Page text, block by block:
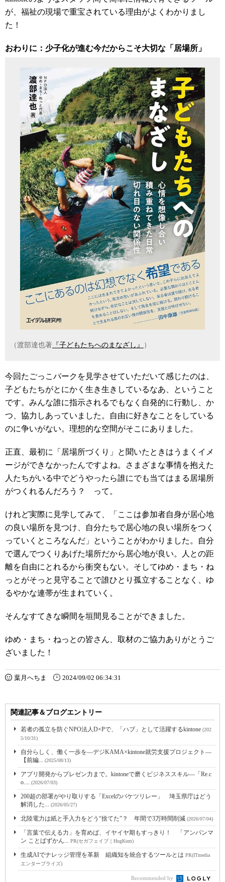
が、福祉の現場で重宝されている理由がよくわかりまし
た！
おわりに：少子化が進む今だからこそ大切な「居場所」
（渡部達也著 『子どもたちへのまなざし』 ）
今回たごっこパークを見学させていただいて感じたのは、
子どもたちがとにかく生き生きしているなあ、ということ
です。みんな誰に指示されるでもなく自発的に行動し、か
つ、協力しあっていました。自由に好きなことをしている
のに争いがない。理想的な空間がそこにありました。
正直、最初に「居場所づくり」と聞いたときはうまくイメ
ージができなかったんですよね。さまざまな事情を抱えた
人たちがいる中でどうやったら誰にでも当てはまる居場所
がつくれるんだろう？ って。
けれど実際に見学してみて、「ここは参加者自身が居心地
の良い場所を見つけ、自分たちで居心地の良い場所をつく
っていくところなんだ」ということがわかりました。自分
で選んでつくりあげた場所だから居心地が良い。人との距
離を自由にとれるから衝突もない。そしてゆめ・まち・ね
っとがそっと見守ることで誰ひとり孤立することなく、ゆ
るやかな連帯が生まれていく。
そんなすてきな瞬間を垣間見ることができました。
ゆめ・まち・ねっとの皆さん、取材のご協力ありがとうご
ざいました！
葉月へちま 2024/09/02 06:34:31
関連記事＆ブログエントリー
若者の孤立を防ぐNPO法人D×Pで、「ハブ」として活躍するkintone (202
5/10/31)
自分らしく、働く一歩を―デジKAMA×kintone就労支援プロジェクト―
【前編... (2025/08/13)
アプリ開発からプレゼン力まで。kintoneで磨くビジネススキル―「Re.c
o.... (2026/07/03)
200超の部署がやり取りする「Excelのバケツリレー」 埼玉県庁はどう
解消した... (2026/05/27)
北陸電力は紙と手入力をどう“捨てた”？ 年間で3万時間削減 (2026/07/04)
「言葉で伝える力」を育めば、イヤイヤ期もすっきり！ 「アンパンマ
ン ことばずかん... PR(セガフェイブ｜HugKum)
生成AIでナレッジ管理を革新 組織知を統合するツールとは PR(ITmedia
エンタープライズ)
Recommended by